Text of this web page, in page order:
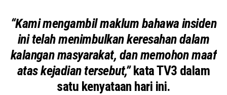
“Kami mengambil maklum bahawa insiden
ini telah menimbulkan keresahan dalam
kalangan masyarakat, dan memohon maaf
atas kejadian tersebut,”kata TV3 dalam
satu kenyataan hari ini.